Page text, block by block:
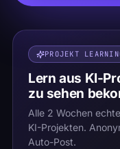
PROJEKT
Lern aus KI-
zu sehen
Alle 2 Wochen
KI-Projekten.
Auto-Post.